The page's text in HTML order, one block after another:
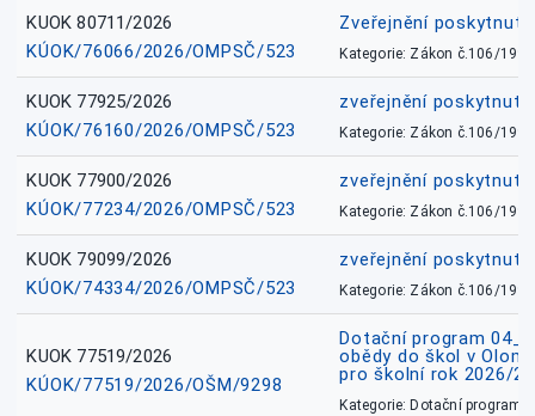
KUOK 80711/2026
KÚOK/76066/2026/OMPSČ/523
Zveřejnění
Kategorie: Zákon č.106/1999
KUOK 77925/2026
KÚOK/76160/2026/OMPSČ/523
zveřejnění
Kategorie: Zákon č.106/1999
KUOK 77900/2026
KÚOK/77234/2026/OMPSČ/523
zveřejnění
Kategorie: Zákon č.106/1999
KUOK 79099/2026
KÚOK/74334/2026/OMPSČ/523
zveřejnění
Kategorie: Zákon č.106/1999
KUOK 77519/2026
KÚOK/77519/2026/OŠM/9298
Dotační program
obědy do škol v
pro školní rok 2026/
Kategorie: Dotační